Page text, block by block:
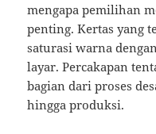
mengapa pemilihan
penting. Kertas yang
saturasi warna
layar. Percakapan
bagian dari proses
hingga produksi.